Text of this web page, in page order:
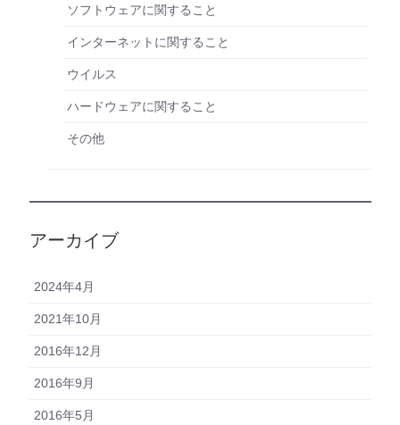
ソフトウェアに関すること
インターネットに関すること
ウイルス
ハードウェアに関すること
その他
アーカイブ
2024年4月
2021年10月
2016年12月
2016年9月
2016年5月